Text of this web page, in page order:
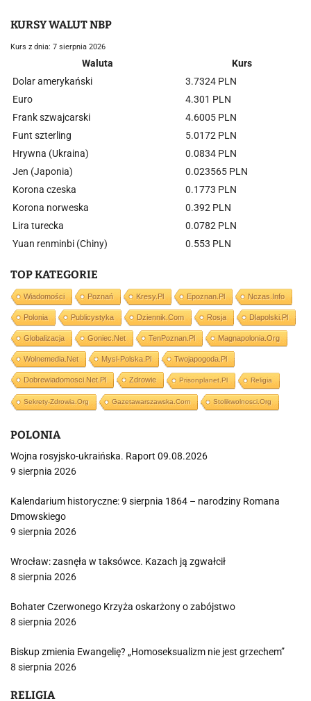
KURSY WALUT NBP
Kurs z dnia: 7 sierpnia 2026
Waluta
Kurs
Dolar amerykański
3.7324 PLN
Euro
4.301 PLN
Frank szwajcarski
4.6005 PLN
Funt szterling
5.0172 PLN
Hrywna (Ukraina)
0.0834 PLN
Jen (Japonia)
0.023565 PLN
Korona czeska
0.1773 PLN
Korona norweska
0.392 PLN
Lira turecka
0.0782 PLN
Yuan renminbi (Chiny)
0.553 PLN
TOP KATEGORIE
Wiadomości Poznań Kresy.pl Epoznan.pl Nczas.info
Polonia Publicystyka Dziennik.com Rosja Dlapolski.pl
Globalizacja Goniec.net TenPoznan.pl Magnapolonia.org
Wolnemedia.net Mysl-Polska.pl Twojapogoda.pl
Dobrewiadomosci.net.pl Zdrowie Prisonplanet.pl Religia
Sekrety-Zdrowia.org Gazetawarszawska.com Stolikwolnosci.org
POLONIA
Wojna rosyjsko-ukraińska. Raport 09.08.2026
9 sierpnia 2026
Kalendarium historyczne: 9 sierpnia 1864 – narodziny Romana
Dmowskiego
9 sierpnia 2026
Wrocław: zasnęła w taksówce. Kazach ją zgwałcił
8 sierpnia 2026
Bohater Czerwonego Krzyża oskarżony o zabójstwo
8 sierpnia 2026
Biskup zmienia Ewangelię? „Homoseksualizm nie jest grzechem”
8 sierpnia 2026
RELIGIA